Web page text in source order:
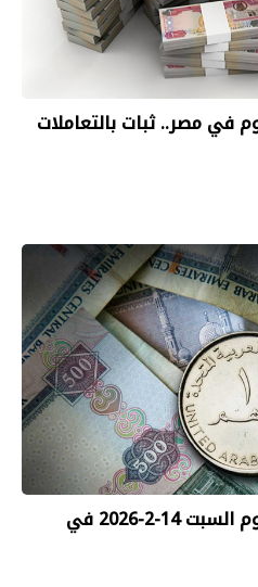
في مصر.. ثبات بالتعاملات
سعر الدرهم الإماراتي اليوم السبت 14-2-2026 في